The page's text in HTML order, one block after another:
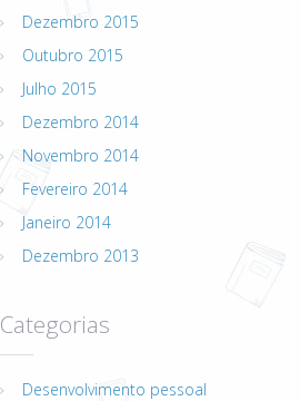
Dezembro 2015
Outubro 2015
Julho 2015
Dezembro 2014
Novembro 2014
Fevereiro 2014
Janeiro 2014
Dezembro 2013
Categorias
Desenvolvimento pessoal